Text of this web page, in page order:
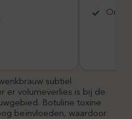
subtiel
er volumeverlies is bij de
Botuline toxine
beïnvloeden, waardoor